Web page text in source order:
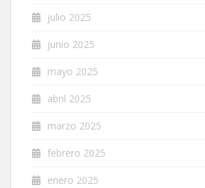
julio 2025
junio 2025
mayo 2025
abril 2025
marzo 2025
febrero 2025
enero 2025